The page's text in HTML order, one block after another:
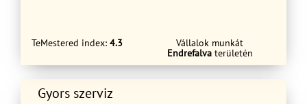
TeMestered index: 4.3
Vállalok munkát
Endrefalvaterületén
Gyors szerviz